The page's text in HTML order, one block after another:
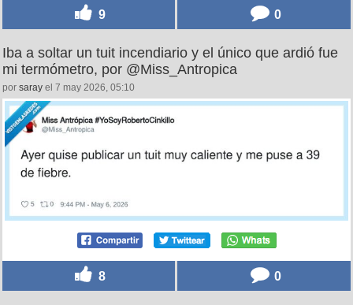
9 0
Iba a soltar un tuit incendiario y el único que ardió fue
mi termómetro, por @Miss_Antropica
por saray el 7 may 2026, 05:10
8 0